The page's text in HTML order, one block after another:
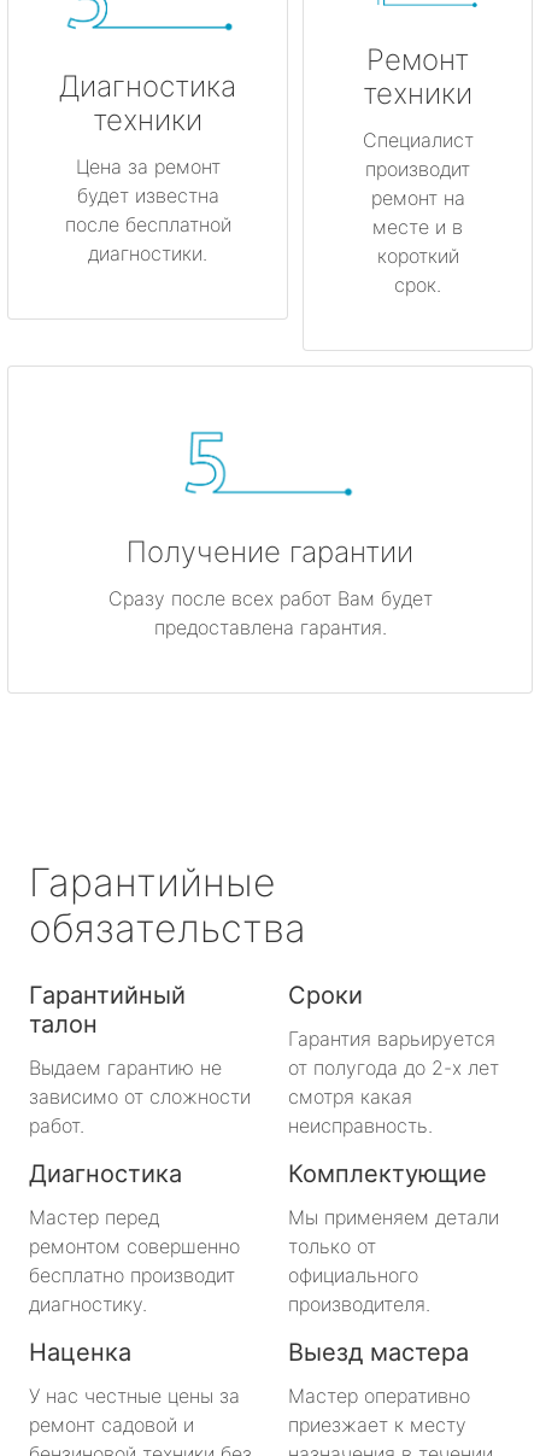
Диагностика
техники
Цена за ремонт
будет известна
после бесплатной
диагностики.
Ремонт
техники
Специалист
производит
ремонт на
месте и в
короткий
срок.
Получение гарантии
Сразу после всех работ Вам будет
предоставлена гарантия.
Гарантийные
обязательства
Гарантийный
талон
Выдаем гарантию не
зависимо от сложности
работ.
Сроки
Гарантия варьируется
от полугода до 2-х лет
смотря какая
неисправность.
Диагностика
Мастер перед
ремонтом совершенно
бесплатно производит
диагностику.
Комплектующие
Мы применяем детали
только от
официального
производителя.
Наценка
У нас честные цены за
ремонт садовой и
Выезд мастера
Мастер оперативно
приезжает к месту